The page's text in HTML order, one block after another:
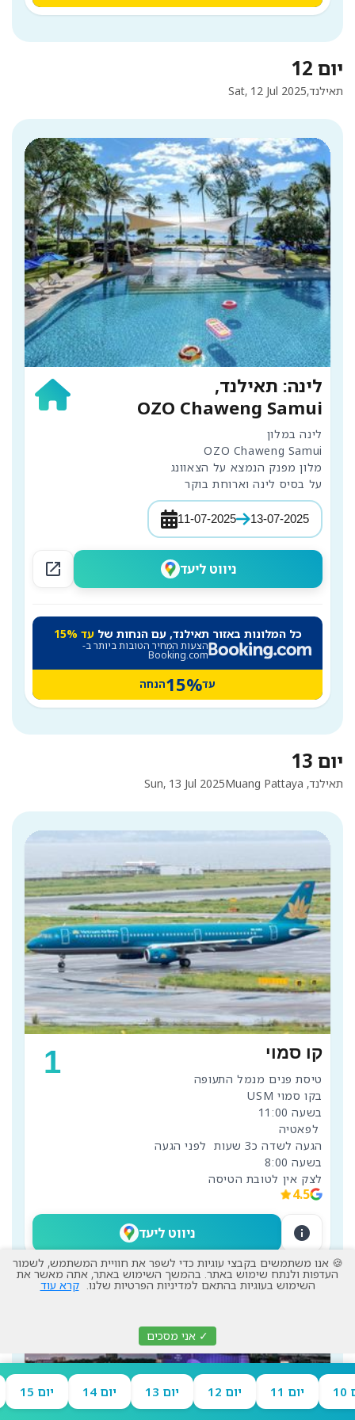
יום 11 יום 12 יום 13 יום 14 יום 15
יום 12
Sat, 12 Jul 2025תאילנד,
לינה: תאילנד,
OZO Chaweng Samui
OZO Chaweng Samui
על בסיס לינה וארוחת בוקר
11-07-2025 13-07-2025
open_in_new ניווט ליעד
כל המלונות באזור תאילנד, עם הנחות שלעד 15%
הצעות המחיר הטובות ביותר ב-
Booking.com
עד15%הנחה
יום 13
Sun, 13 Jul 2025 תאילנד, Muang Pattaya
1 קו סמוי
בקו סמוי USM
בשעה 8:00
לצק אין לטובת הטיסה
4.5
ניווט ליעד info
🍪 אנו משתמשים בקבצי עוגיות כדי לשפר את חוויית המשתמש, לשמור
העדפות ולנתח שימוש באתר. בהמשך השימוש באתר, אתה מאשר את
השימוש בעוגיות בהתאם למדיניות הפרטיות שלנו. קרא עוד
✓ אני מסכים